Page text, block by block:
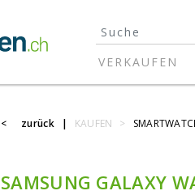
VERKAUFEN
< zurück | KAUFEN >
SAMSUNG GALAXY